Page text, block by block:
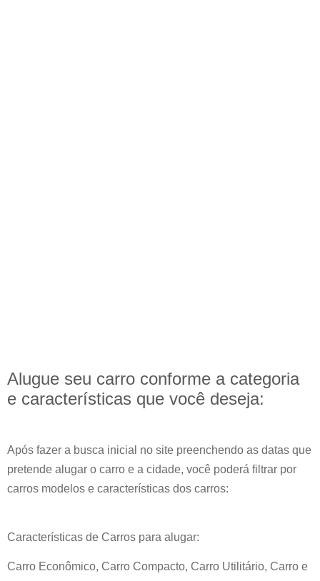
Alugue seu carro conforme a categoria
e características que você deseja:
Após fazer a busca inicial no site preenchendo as datas que
pretende alugar o carro e a cidade, você poderá filtrar por
carros modelos e características dos carros:
Características de Carros para alugar:
Carro Econômico, Carro Compacto, Carro Utilitário, Carro e